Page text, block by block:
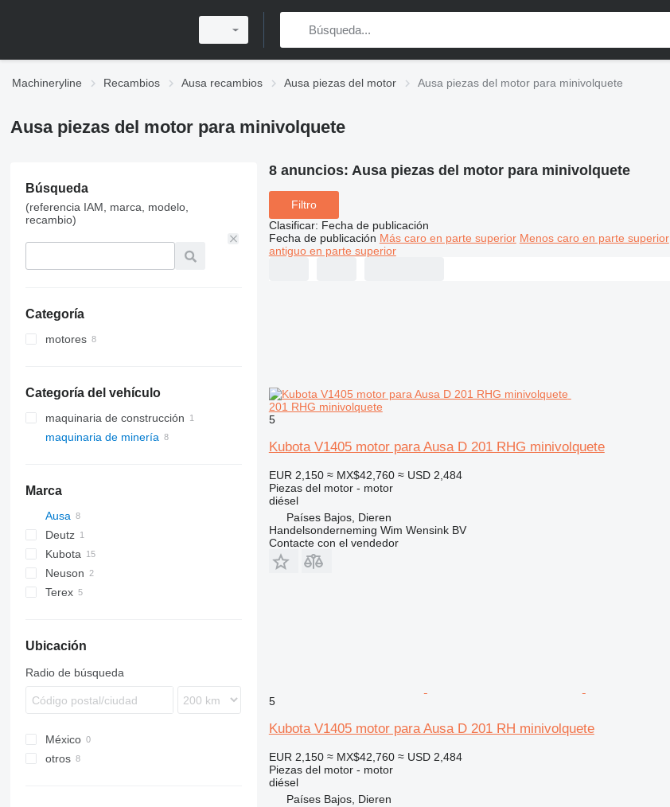
Machineryline Recambios Ausa recambios Ausa piezas del motor Ausa piezas del motor para minivolquete
Ausa piezas del motor para minivolquete
Búsqueda
(referencia IAM, marca, modelo,
recambio)
Categoría
motores
Categoría del vehículo
maquinaria de construcción
cargadoras de construcción
maquinaria de minería
Marca
Ausa
D-series
D201
Deutz
Kubota
KC-series
Neuson
6001
Terex
Ubicación
Radio de búsqueda
México
otros
8 anuncios: Ausa piezas del motor para minivolquete
Filtro
Clasificar: Fecha de publicación
Fecha de publicación Más caro en parte superior Menos caro en parte superior
antiguo en parte superior
201 RHG minivolquete
5
Kubota V1405 motor para Ausa D 201 RHG minivolquete
EUR 2,150 ≈ MX$42,760 ≈ USD 2,484
Piezas del motor - motor
diésel
Países Bajos, Dieren
Handelsonderneming Wim Wensink BV
Contacte con el vendedor
5
Kubota V1405 motor para Ausa D 201 RH minivolquete
EUR 2,150 ≈ MX$42,760 ≈ USD 2,484
Piezas del motor - motor
diésel
Países Bajos, Dieren